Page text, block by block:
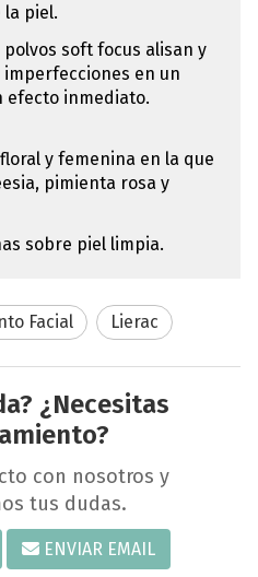
la piel.
soft focus alisan y
en un
efecto inmediato.
y femenina en la que
pimienta rosa y
sobre piel limpia.
Facial Lierac
¿Necesitas
con nosotros y
tus dudas.
ENVIAR EMAIL